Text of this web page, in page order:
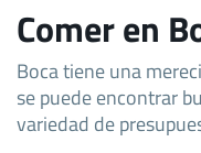
Comer en
Boca tiene una
se puede encontrar
variedad de